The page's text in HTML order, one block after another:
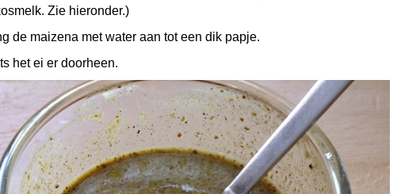
Zie hieronder.)
de maizena met water aan tot een dik papje.
het ei er doorheen.